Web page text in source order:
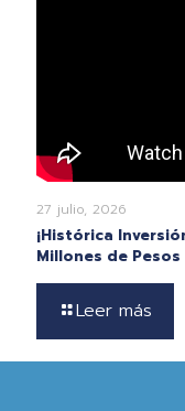
27 julio, 2026
¡Histórica
Millones de
Leer más